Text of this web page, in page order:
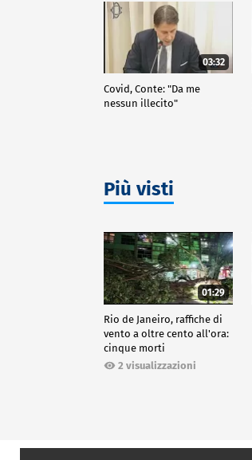
03:32
Covid, Conte: "Da me
nessun illecito"
Più visti
01:29
Rio de Janeiro, raffiche di
vento a oltre cento all'ora:
cinque morti
2 visualizzazioni